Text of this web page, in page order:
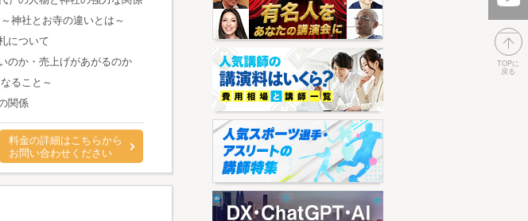
神社とお寺の違いとは～
について
のか・売上げがあがるのか
ること～
関係
料金の詳細はこちらから
お問い合わせください
TOPに
戻る